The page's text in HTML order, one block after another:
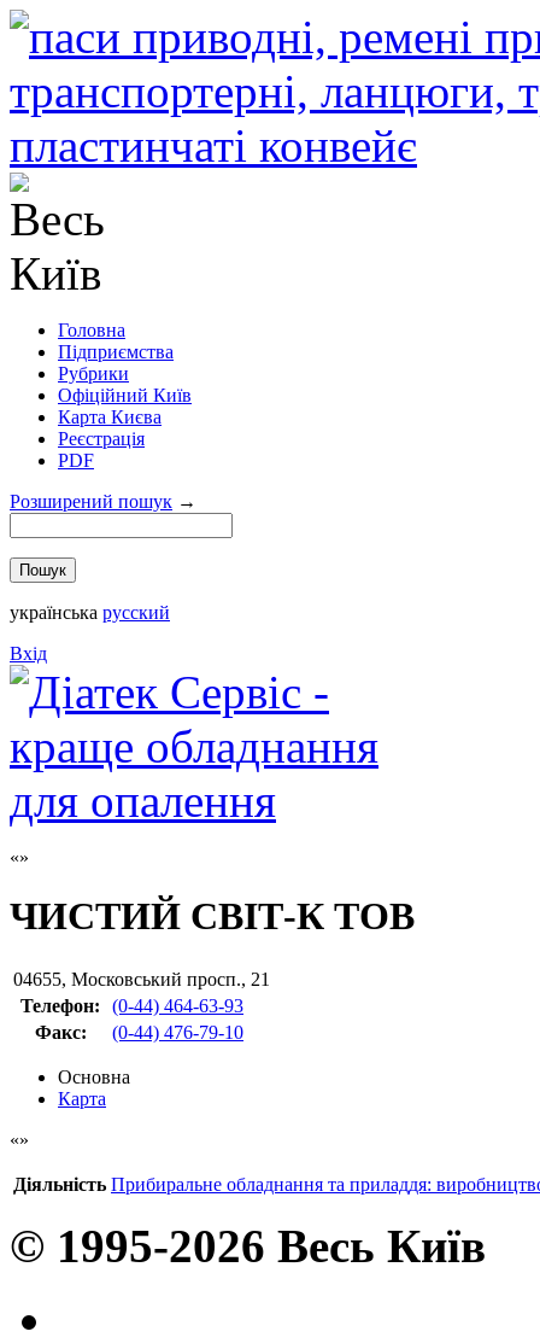
Головна
Підприємства
Рубрики
Офіційний Київ
Карта Києва
Реєстрація
PDF
Розширений пошук →
українська русский
Вхід
ЧИСТИЙ СВІТ-К ТОВ
04655, Московський просп., 21
Телефон:
(0-44) 464-63-93
Факс: (0-44) 476-79-10
Основна
Карта
Діяльність Прибиральне обладнання та приладдя:
© 1995-2026 Весь Київ